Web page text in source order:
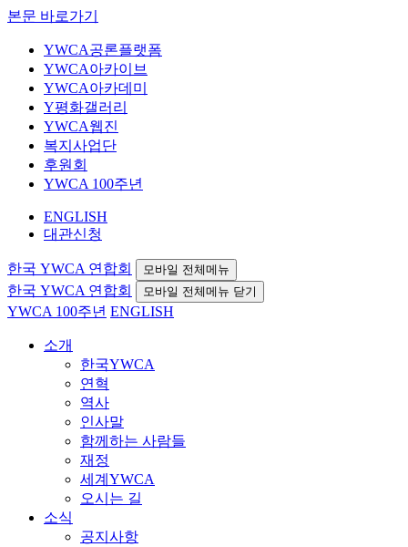
본문 바로가기
YWCA공론플랫폼
YWCA아카이브
YWCA아카데미
Y평화갤러리
YWCA웹진
복지사업단
후원회
YWCA 100주년
ENGLISH
대관신청
한국 YWCA 연합회 모바일 전체메뉴
한국 YWCA 연합회 모바일 전체메뉴 닫기
YWCA 100주년 ENGLISH
소개
한국YWCA
연혁
역사
인사말
함께하는 사람들
재정
세계YWCA
오시는 길
소식
공지사항